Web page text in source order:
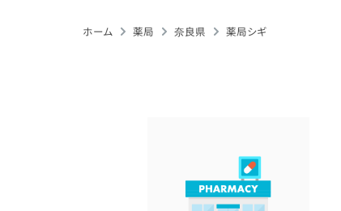
ホーム 薬局 奈良県 薬局シギ